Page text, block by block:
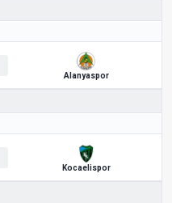
Alanyaspor
Kocaelispor